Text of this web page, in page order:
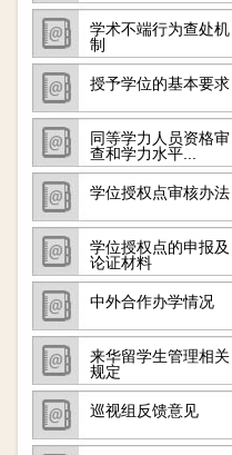
学术不端行为查处机
制
授予学位的基本要求
同等学力人员资格审
查和学力水平...
学位授权点审核办法
学位授权点的申报及
论证材料
中外合作办学情况
来华留学生管理相关
规定
巡视组反馈意见